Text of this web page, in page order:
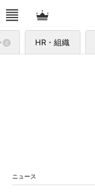
HR・組織
ニュース